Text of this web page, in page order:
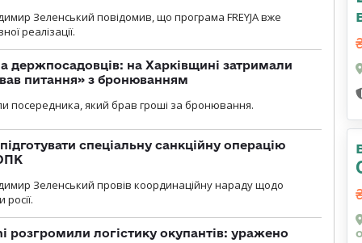
Зеленський повідомив, що програма FREYJA вже
реалізації.
держпосадовців: на Харківщині затримали
питання» з бронюванням
посередника, який брав гроші за бронювання.
спеціальну санкційну операцію
Зеленський провів координаційну нараду щодо
розгромили логістику окупантів: уражено